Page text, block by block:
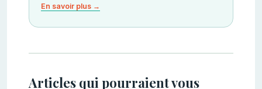
En savoir plus →
Articles qui pourraient vous